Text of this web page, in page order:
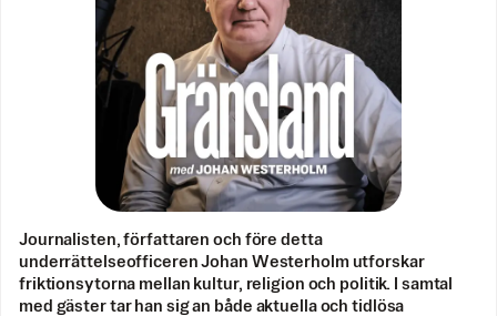
Journalisten, författaren och före detta
underrättelseofficeren Johan Westerholm utforskar
friktionsytorna mellan kultur, religion och politik. I samtal
med gäster tar han sig an både aktuella och tidlösa